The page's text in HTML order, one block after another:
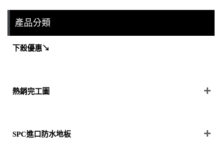
產品分類
下殺優惠↘
熱銷完工圖
SPC進口防水地板